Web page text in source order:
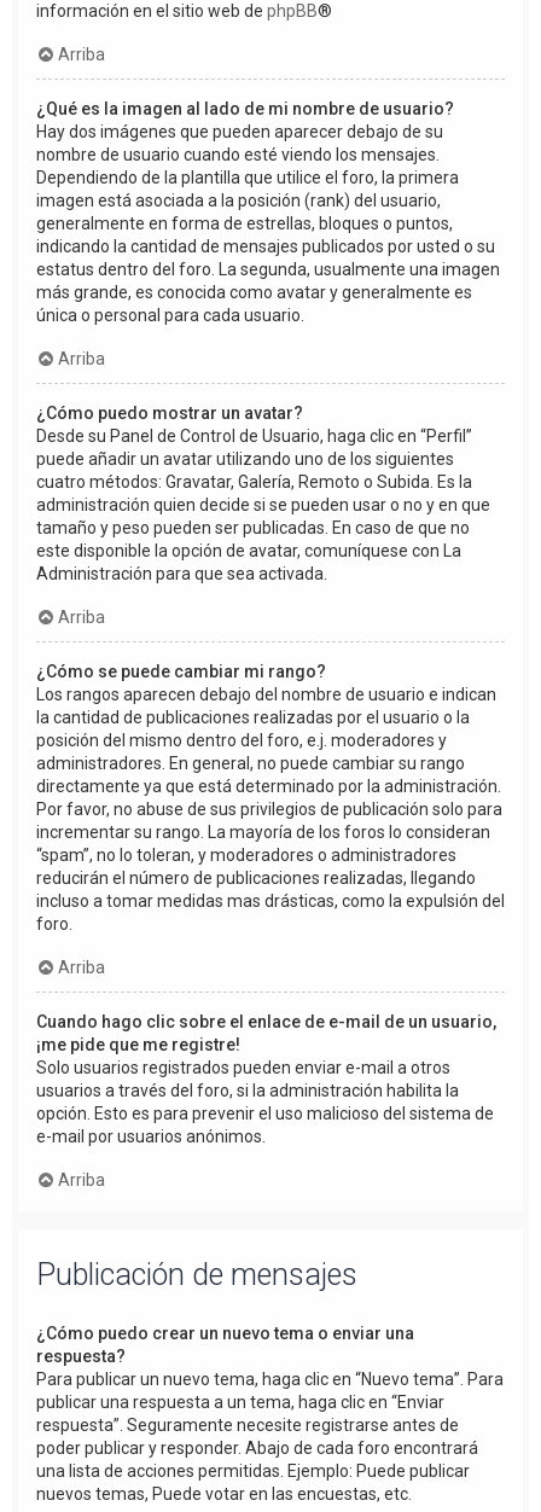
información en el sitio web de phpBB®
Arriba
¿Qué es la imagen al lado de mi nombre de usuario?
Hay dos imágenes que pueden aparecer debajo de su
nombre de usuario cuando esté viendo los mensajes.
Dependiendo de la plantilla que utilice el foro, la primera
imagen está asociada a la posición (rank) del usuario,
generalmente en forma de estrellas, bloques o puntos,
indicando la cantidad de mensajes publicados por usted o su
estatus dentro del foro. La segunda, usualmente una imagen
más grande, es conocida como avatar y generalmente es
única o personal para cada usuario.
Arriba
¿Cómo puedo mostrar un avatar?
Desde su Panel de Control de Usuario, haga clic en “Perfil”
puede añadir un avatar utilizando uno de los siguientes
cuatro métodos: Gravatar, Galería, Remoto o Subida. Es la
administración quien decide si se pueden usar o no y en que
tamaño y peso pueden ser publicadas. En caso de que no
este disponible la opción de avatar, comuníquese con La
Administración para que sea activada.
Arriba
¿Cómo se puede cambiar mi rango?
Los rangos aparecen debajo del nombre de usuario e indican
la cantidad de publicaciones realizadas por el usuario o la
posición del mismo dentro del foro, e.j. moderadores y
administradores. En general, no puede cambiar su rango
directamente ya que está determinado por la administración.
Por favor, no abuse de sus privilegios de publicación solo para
incrementar su rango. La mayoría de los foros lo consideran
“spam”, no lo toleran, y moderadores o administradores
reducirán el número de publicaciones realizadas, llegando
incluso a tomar medidas mas drásticas, como la expulsión del
foro.
Arriba
Cuando hago clic sobre el enlace de e-mail de un usuario,
¡me pide que me registre!
Solo usuarios registrados pueden enviar e-mail a otros
usuarios a través del foro, si la administración habilita la
opción. Esto es para prevenir el uso malicioso del sistema de
e-mail por usuarios anónimos.
Arriba
Publicación de mensajes
¿Cómo puedo crear un nuevo tema o enviar una
respuesta?
Para publicar un nuevo tema, haga clic en “Nuevo tema”. Para
publicar una respuesta a un tema, haga clic en “Enviar
respuesta”. Seguramente necesite registrarse antes de
poder publicar y responder. Abajo de cada foro encontrará
una lista de acciones permitidas. Ejemplo: Puede publicar
nuevos temas, Puede votar en las encuestas, etc.